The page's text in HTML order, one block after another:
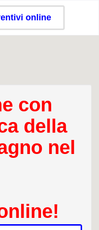
online
con
della
nel